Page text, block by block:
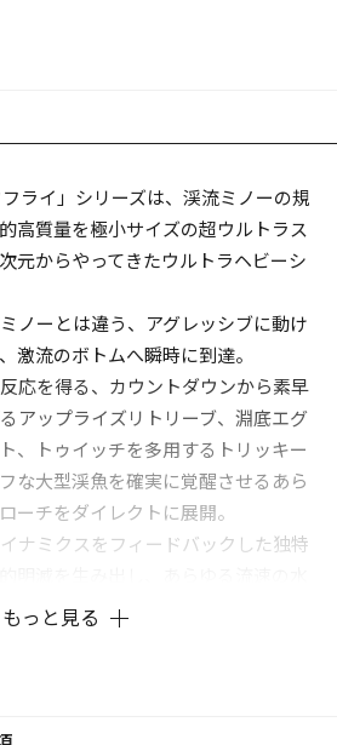
フライ」シリーズは、渓流ミノーの規
高質量を極小サイズの超ウルトラス
元からやってきたウルトラヘビーシ
ノーとは違う、アグレッシブに動け
激流のボトムへ瞬時に到達。
応を得る、カウントダウンから素早
アップライズリトリーブ、淵底エグ
、トゥイッチを多用するトリッキー
な大型渓魚を確実に覚醒させるあら
ーチをダイレクトに展開。
ナミクスをフィードバックした独特
ビルは、激流のアップクロスでも即
もっと見る